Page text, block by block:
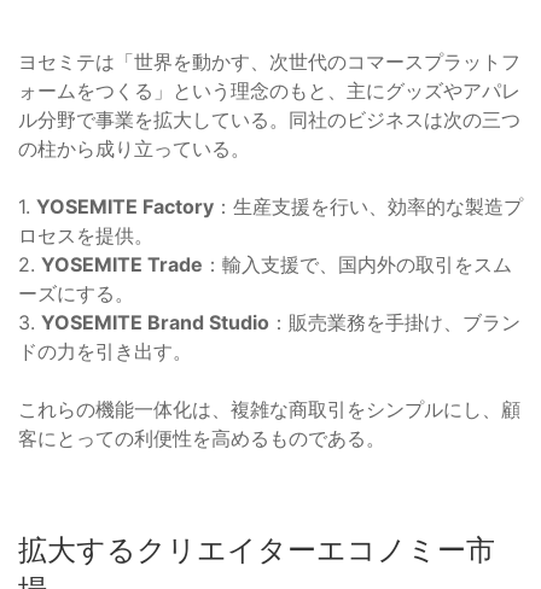
ヨセミテは「世界を動かす、次世代のコマースプラットフ
ォームをつくる」という理念のもと、主にグッズやアパレ
ル分野で事業を拡大している。同社のビジネスは次の三つ
の柱から成り立っている。
1. YOSEMITE Factory ：生産支援を行い、効率的な製造プ
ロセスを提供。
2. YOSEMITE Trade ：輸入支援で、国内外の取引をスム
ーズにする。
3. YOSEMITE Brand Studio ：販売業務を手掛け、ブラン
ドの力を引き出す。
これらの機能一体化は、複雑な商取引をシンプルにし、顧
客にとっての利便性を高めるものである。
拡大するクリエイターエコノミー市